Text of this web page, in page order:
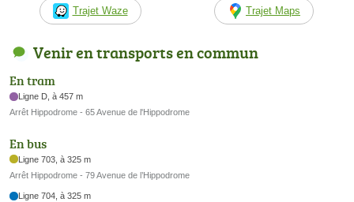
Trajet Waze Trajet Maps
Venir en transports en commun
En tram
Ligne D, à 457 m
Arrêt Hippodrome - 65 Avenue de l'Hippodrome
En bus
Ligne 703, à 325 m
Arrêt Hippodrome - 79 Avenue de l’Hippodrome
Ligne 704, à 325 m